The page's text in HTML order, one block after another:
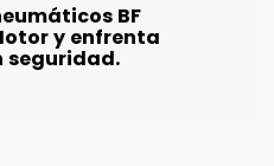
BF
y enfrenta
seguridad.